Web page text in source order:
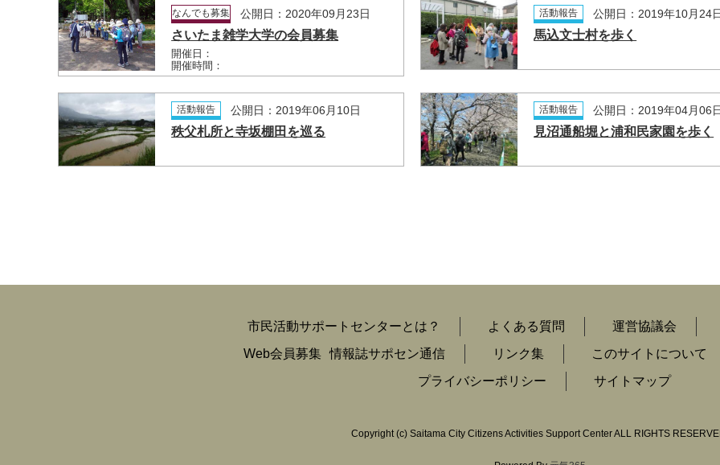
なんでも募集 公開日：2020年09月23日
さいたま雑学大学の会員募集
開催日：
開催時間：
活動報告 公開日：2019年10月24
馬込文士村を歩く
活動報告 公開日：2019年06月10日
秩父札所と寺坂棚田を巡る
活動報告 公開日：2019年04月06
見沼通船堀と浦和民家園を歩く
市民活動サポートセンターとは？ よくある質問 運営協議会
Web会員募集 情報誌サポセン通信 リンク集 このサイトについて
プライバシーポリシー
サイトマップ
Copyright (c) Saitama City Citizens Activities Support Center ALL RIGHTS